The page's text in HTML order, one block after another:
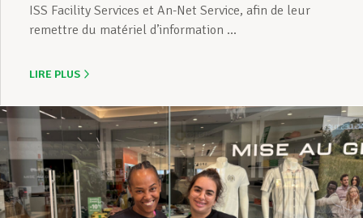
ISS Facility Services et An-Net Service, afin de leur
remettre du matériel d’information ...
LIRE PLUS